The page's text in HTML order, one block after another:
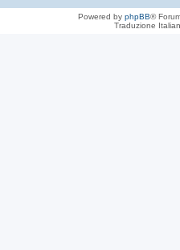
Powered by phpBB®
Traduzione